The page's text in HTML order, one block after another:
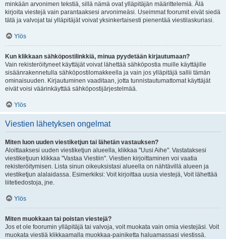
minkään arvonimen tekstiä, sillä nämä ovat ylläpitäjän määrittelemiä. Älä
kirjoita viestejä vain parantaaksesi arvonimeäsi. Useimmat foorumit eivät siedä
tätä ja valvojat tai ylläpitäjät voivat yksinkertaisesti pienentää viestilaskuriasi.
Ylös
Kun klikkaan sähköpostilinkkiä, minua pyydetään kirjautumaan?
Vain rekisteröityneet käyttäjät voivat lähettää sähköpostia muille käyttäjille
sisäänrakennetulla sähköpostilomakkeella ja vain jos ylläpitäjä sallii tämän
ominaisuuden. Kirjautuminen vaaditaan, jotta tunnistautumattomat käyttäjät
eivät voisi väärinkäyttää sähköpostijärjestelmää.
Ylös
Viestien lähetyksen ongelmat
Miten luon uuden viestiketjun tai lähetän vastauksen?
Aloittaaksesi uuden viestiketjun alueella, klikkaa "Uusi Aihe". Vastataksesi
viestiketjuun klikkaa "Vastaa Viestiin". Viestien kirjoittaminen voi vaatia
rekisteröitymisen. Lista sinun oikeuksistasi alueella on nähtävillä alueen ja
viestiketjun alalaidassa. Esimerkiksi: Voit kirjoittaa uusia viestejä, Voit lähettää
liitetiedostoja, jne.
Ylös
Miten muokkaan tai poistan viestejä?
Jos et ole foorumin ylläpitäjä tai valvoja, voit muokata vain omia viestejäsi. Voit
muokata viestiä klikkaamalla muokkaa-painiketta haluamassasi viestissä.